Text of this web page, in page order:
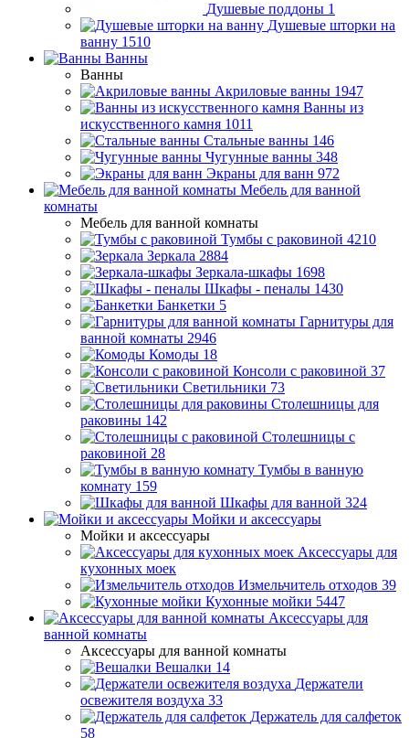
Душевые поддоны 1
Душевые шторки на
ванну 1510
Ванны
Ванны
Акриловые ванны 1947
Ванны из
искусственного камня 1011
Стальные ванны 146
Чугунные ванны 348
Экраны для ванн 972
Мебель для ванной
комнаты
Мебель для ванной комнаты
Тумбы с раковиной 4210
Зеркала 2884
Зеркала-шкафы 1698
Шкафы - пеналы 1430
Банкетки 5
Гарнитуры для
ванной комнаты 2946
Комоды 18
Консоли с раковиной 37
Светильники 73
Столешницы для
раковины 142
Столешницы с
раковиной 28
Тумбы в ванную
комнату 159
Шкафы для ванной 324
Мойки и аксессуары
Мойки и аксессуары
Аксессуары для
кухонных моек
Измельчитель отходов 39
Кухонные мойки 5447
Аксессуары для
ванной комнаты
Аксессуары для ванной комнаты
Вешалки 14
Держатели
освежителя воздуха 33
Держатель для салфеток
58